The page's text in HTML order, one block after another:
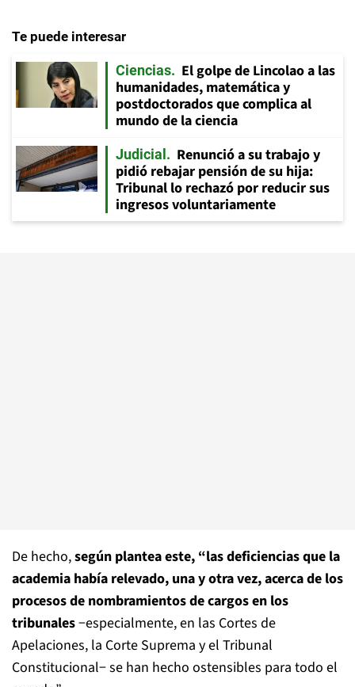
Te puede interesar
Ciencias
El golpe de Lincolao a las
humanidades, matemática y
postdoctorados que complica al
mundo de la ciencia
Judicial
Renunció a su trabajo y
pidió rebajar pensión de su hija:
Tribunal lo rechazó por reducir sus
ingresos voluntariamente
De hecho,según plantea este, “las deficiencias que la
academia había relevado, una y otra vez, acerca de los
procesos de nombramientos de cargos en los
tribunales−especialmente, en las Cortes de
Apelaciones, la Corte Suprema y el Tribunal
Constitucional− se han hecho ostensibles para todo el